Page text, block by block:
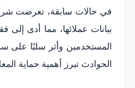
في حالات سابقة، تعرضت
بيانات عملائها، مما أدى إلى
المستخدمين وأثر سلبًا على
الحوادث تبرز أهمية حماية